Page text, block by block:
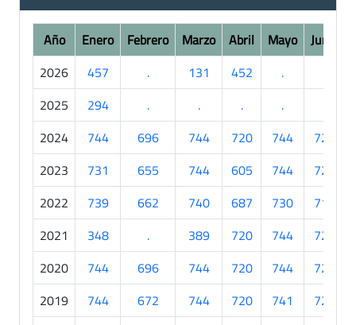
Año Enero Febrero Marzo Abril Mayo Junio
2026
457 . 131 452 .
2025
294 . . . .
2024
744 696 744 720 744 720
2023
731 655 744 605 744 720
2022
739 662 740 687 730 712
2021
348 . 389 720 744 720
2020
744 696 744 720 744 720
2019
744 672 744 720 741 720